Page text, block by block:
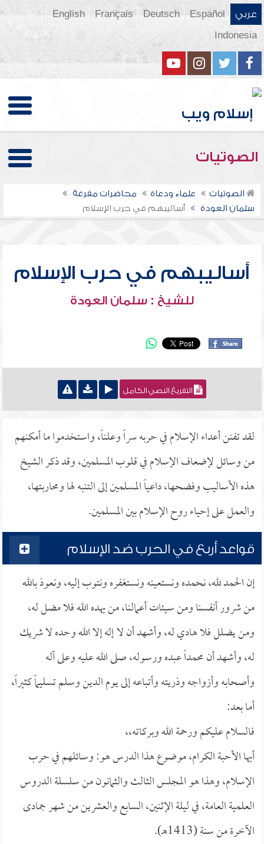
عربي Español
Deutsch
Français
English
Indonesia
الصوتيات
الصوتيات علماء ودعاة
محاضرات مفرغة
سلمان العودة
أساليبهم في حرب الإسلام
أساليبهم في حرب الإسلام
للشيخ : سلمان العودة
التفريغ النصي الكامل
لقد تفنن أعداء الإسلام في حربه سراً وعلناً، واستخدموا ما أمكنهم
من وسائل لإضعاف الإسلام في قلوب المسلمين، وقد ذكر الشيخ
هذه الأساليب وفضحها، داعياً المسلمين إلى التنبه لها ومحاربتها،
والعمل على إحياء روح الإسلام بين المسلمين.
قواعد أربع في الحرب ضد الإسلام
إن الحمد لله، نحمده ونستعينه ونستغفره ونتوب إليه، ونعوذ بالله
من شرور أنفسنا ومن سيئات أعمالنا، من يهده الله فلا مضل له،
ومن يضلل فلا هادي له، وأشهد أن لا إله إلا الله وحده لا شريك
له، وأشهد أن محمداً عبده ورسوله، صلى الله عليه وعلى آله
وأصحابه وأزواجه وذريته وأتباعه إلى يوم الدين وسلم تسليماً كثيراً،
أما بعد:
فالسلام عليكم ورحمة الله وبركاته،،
أيها الأحبة الكرام، موضوع هذا الدرس هو: وسائلهم في حرب
الإسلام، وهذا هو المجلس الثالث والثمانون من سلسلة الدروس
العلمية العامة، في ليلة الإثنين، السابع والعشرين من شهر جمادى
الآخرة من سنة (1413هـ).